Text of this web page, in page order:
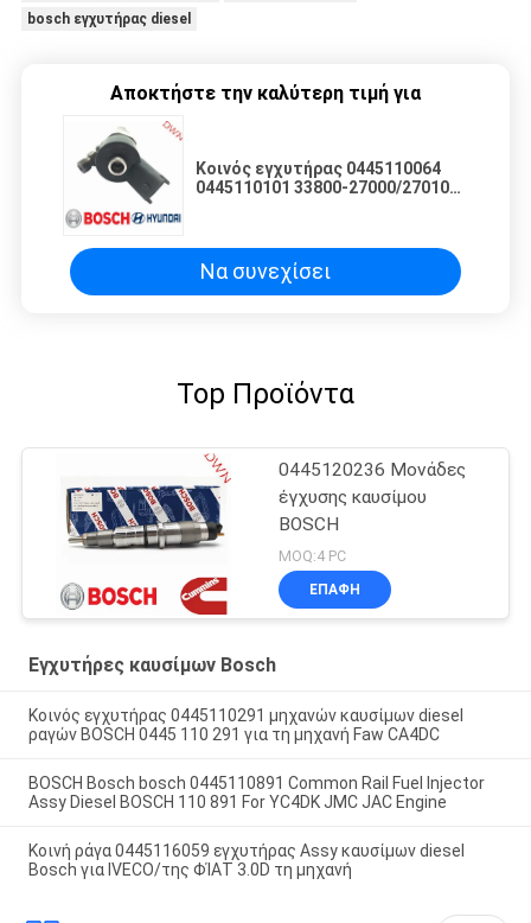
bosch εγχυτήρας diesel
Αποκτήστε την καλύτερη τιμή για
Κοινός εγχυτήρας 0445110064
0445110101 33800-27000/27010
HYUNDAI Santa Elantra
Να συνεχίσει
Top Προϊόντα
0445120236 Μονάδες
έγχυσης καυσίμου
BOSCH
MOQ:4 PC
ΕΠΑΦΉ
Εγχυτήρες καυσίμων Bosch
Κοινός εγχυτήρας 0445110291 μηχανών καυσίμων diesel
ραγών BOSCH 0445 110 291 για τη μηχανή Faw CA4DC
BOSCH Bosch bosch 0445110891 Common Rail Fuel Injector
Assy Diesel BOSCH 110 891 For YC4DK JMC JAC Engine
Κοινή ράγα 0445116059 εγχυτήρας Assy καυσίμων diesel
Bosch για IVECO/της ΦΊΑΤ 3.0D τη μηχανή